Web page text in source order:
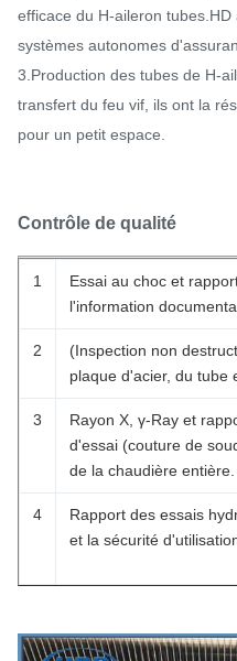
efficace du H-aileron
systèmes autonomes
3.Production des tubes de H-
transfert du feu vif, ils ont la
pour un petit espace.
Contrôle de qualité
1
Essai au choc et
l'information
2
(Inspection non
plaque d'acier, du tube
3
Rayon X, γ-Ray et
d'essai (couture de
de la chaudière entière.
4
Rapport des essais
et la sécurité